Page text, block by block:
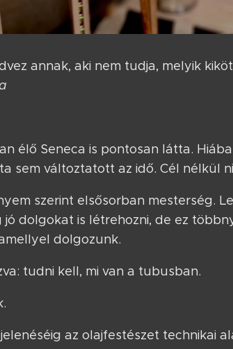
annak, aki nem tudja, melyik
élő Seneca is pontosan látta.
sem változtatott az idő. Cél nélkül
szerint elsősorban mesterség.
jó dolgokat is létrehozni, de ez
dolgozunk.
tudni kell, mi van a tubusban.
az olajfestészet technikai